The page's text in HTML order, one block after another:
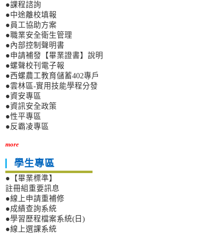
●課程諮詢
●中途離校填報
●員工協助方案
●職業安全衛生管理
●內部控制聲明書
●申請補發【畢業證書】說明
●螺聲校刊電子報
●西螺農工教育儲蓄402專戶
●雲林區-實用技能學程分發
●資安專區
●資訊安全政策
●性平專區
●反霸凌專區
more
學生專區
●【畢業標準】
註冊組重要訊息
●線上申請重補修
●成績查詢系統
●學習歷程檔案系統(日)
●線上選課系統